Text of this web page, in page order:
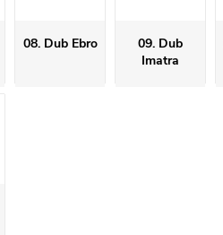
08. Dub Ebro
09. Dub
Imatra